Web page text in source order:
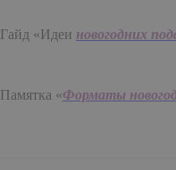
Гайд «Идеи новогодних
Памятка «Форматы